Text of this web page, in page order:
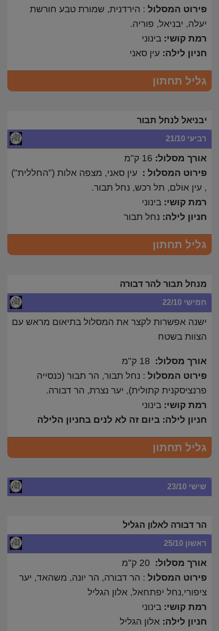
פירוט המסלול : הירדנית, שמורת טבע חורשת
יעלה, יבניאל, פוריה.
רמת קושי: בינוני
חניון לילה: עין סאני
גליל תחתון
יבניאל לנחל תבור
רביעי 21/10
אורך מסלול:
פירוט המסלול :
עין סאני, מצפה אלות ("החללית")
, עין אולם, תל רכש, נחל תבור.
רמת קושי: בינוני
חניון לילה: נחל תבור
גליל תחתון
מנחל תבור להר דבורה
חמישי 22/10
ישנה אפשרות לקצר את המסלול בתיאום מראש עם
הצוות בשטח
אורך מסלול:
פירוט המסלול : נחל תבור, הר תבור (כנסייה
פרנציסקנית קתולית), יער נצרת, הר דבורה.
רמת קושי: בינוני
חניון לילה: ביום זה לא לנים בחניון הלילה
גליל תחתון
שישי 23/10
הר דבורה לאלון הגליל
ראשון 25/10
אורך מסלול:
פירוט המסלול : הר דבורה, הר יונה, משהאד, יער
ציפורי,נחל יפתחאל, אלון הגליל
רמת קושי: בינוני
חניון לילה: אלון הגליל